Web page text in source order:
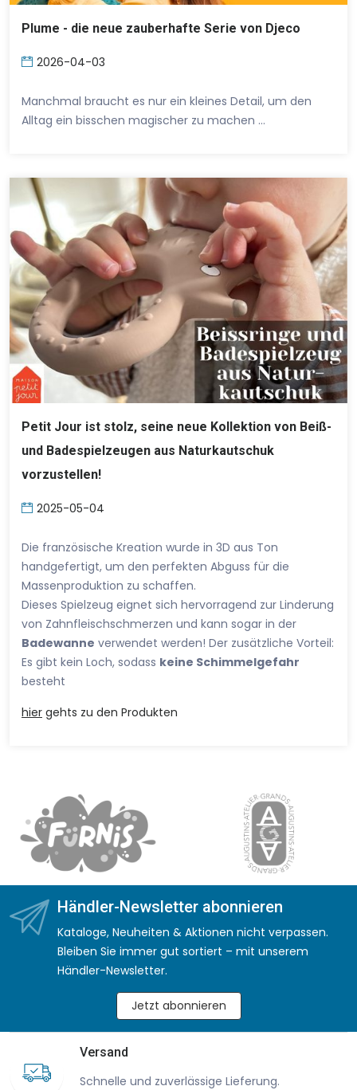
Plume - die neue zauberhafte Serie von Djeco
2026-04-03
Manchmal braucht es nur ein kleines Detail, um den
Alltag ein bisschen magischer zu machen …
Petit Jour ist stolz, seine neue Kollektion von Beiß-
und Badespielzeugen aus Naturkautschuk
vorzustellen!
2025-05-04
Die französische Kreation wurde in 3D aus Ton
handgefertigt, um den perfekten Abguss für die
Massenproduktion zu schaffen.
Dieses Spielzeug eignet sich hervorragend zur Linderung
von Zahnfleischschmerzen und kann sogar in der
Badewanne verwendet werden! Der zusätzliche Vorteil:
Es gibt kein Loch, sodass keine Schimmelgefahr
besteht
hier gehts zu den Produkten
Händler-Newsletter abonnieren
Kataloge, Neuheiten & Aktionen nicht verpassen.
Bleiben Sie immer gut sortiert – mit unserem
Händler-Newsletter.
Jetzt abonnieren
Versand
Schnelle und zuverlässige Lieferung.